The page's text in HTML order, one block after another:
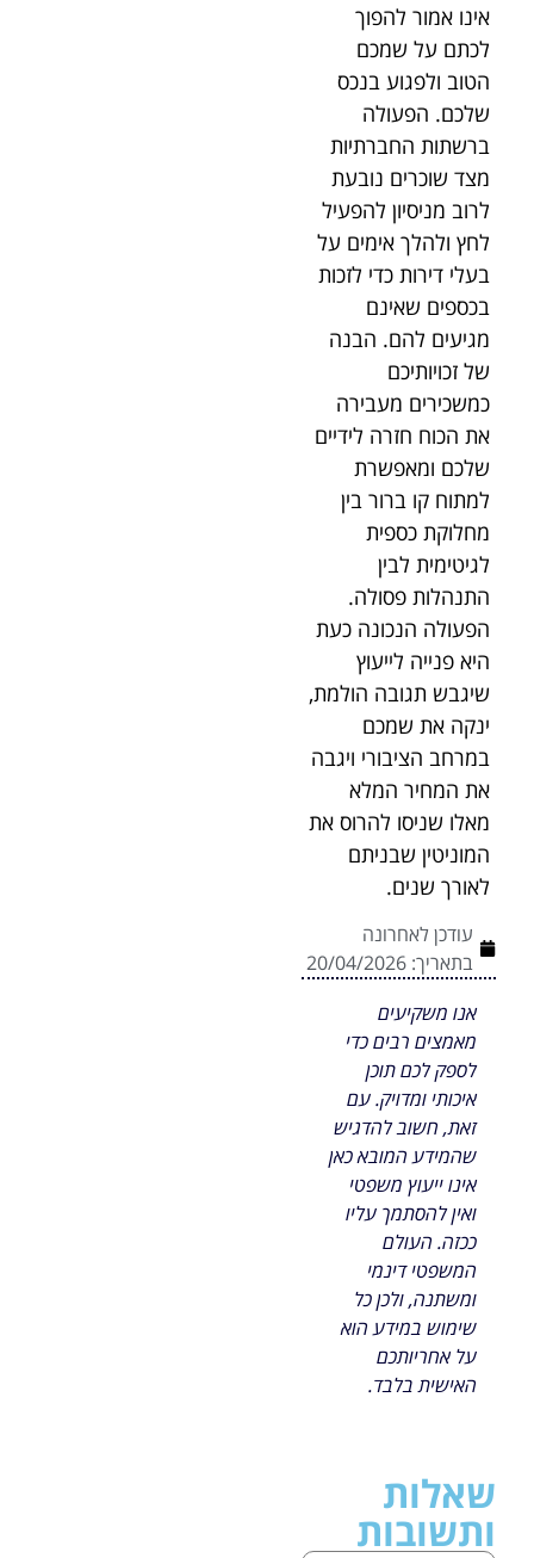
אינו אמור להפוך
לכתם על שמכם
הטוב ולפגוע בנכס
שלכם. הפעולה
ברשתות החברתיות
מצד שוכרים נובעת
לרוב מניסיון להפעיל
לחץ ולהלך אימים על
בעלי דירות כדי לזכות
בכספים שאינם
מגיעים להם. הבנה
של זכויותיכם
כמשכירים מעבירה
את הכוח חזרה לידיים
שלכם ומאפשרת
למתוח קו ברור בין
מחלוקת כספית
לגיטימית לבין
התנהלות פסולה.
הפעולה הנכונה כעת
היא פנייה לייעוץ
שיגבש תגובה הולמת,
ינקה את שמכם
במרחב הציבורי ויגבה
את המחיר המלא
מאלו שניסו להרוס את
המוניטין שבניתם
לאורך שנים.
עודכן לאחרונה
בתאריך: 20/04/2026
אנו משקיעים
מאמצים רבים כדי
לספק לכם תוכן
איכותי ומדויק. עם
זאת, חשוב להדגיש
שהמידע המובא כאן
אינו ייעוץ משפטי
ואין להסתמך עליו
ככזה. העולם
המשפטי דינמי
ומשתנה, ולכן כל
שימוש במידע הוא
על אחריותכם
האישית בלבד.
שאלות
ותשובות